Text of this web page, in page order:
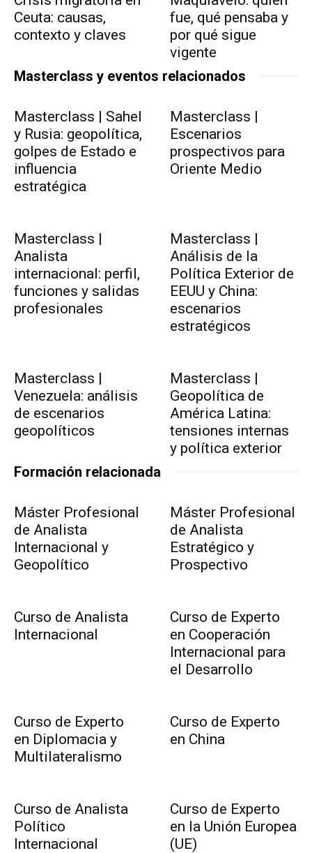
Ceuta: causas,
contexto y claves
fue, qué pensaba y
por qué sigue
vigente
Masterclass y eventos relacionados
Masterclass | Sahel
y Rusia: geopolítica,
golpes de Estado e
influencia
estratégica
Masterclass |
Escenarios
prospectivos para
Oriente Medio
Masterclass |
Analista
internacional: perfil,
funciones y salidas
profesionales
Masterclass |
Análisis de la
Política Exterior de
EEUU y China:
escenarios
estratégicos
Masterclass |
Venezuela: análisis
de escenarios
geopolíticos
Masterclass |
Geopolítica de
América Latina:
tensiones internas
y política exterior
Formación relacionada
Máster Profesional
de Analista
Internacional y
Geopolítico
Máster Profesional
de Analista
Estratégico y
Prospectivo
Curso de Analista
Internacional
Curso de Experto
en Cooperación
Internacional para
el Desarrollo
Curso de Experto
en Diplomacia y
Multilateralismo
Curso de Experto
en China
Curso de Analista
Político
Internacional
Curso de Experto
en la Unión Europea
(UE)